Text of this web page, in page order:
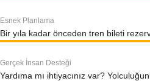
Esnek Planlama
Bir yıla kadar önceden tren bileti
Gerçek İnsan Desteği
Yardıma mı ihtiyacınız var?